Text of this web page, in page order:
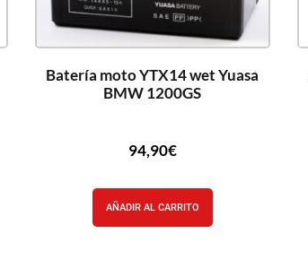
Batería moto YTX14 wet Yuasa
BMW 1200GS
94,90€
AÑADIR AL CARRITO